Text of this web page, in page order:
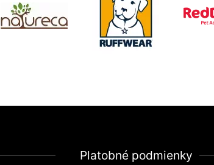
Platobné podmienky